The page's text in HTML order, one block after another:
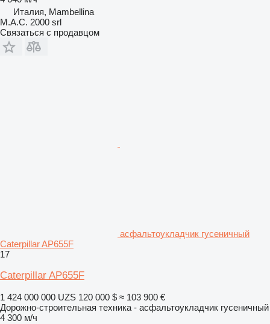
Италия, Mambellina
M.A.C. 2000 srl
Связаться с продавцом
асфальтоукладчик гусеничный
Caterpillar AP655F
17
Caterpillar AP655F
1 424 000 000 UZS 120 000 $ ≈ 103 900 €
Дорожно-строительная техника - асфальтоукладчик гусеничный
4 300 м/ч